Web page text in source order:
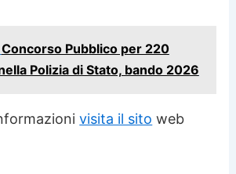
Concorso Pubblico per 220
Polizia di Stato, bando 2026
visita il sito web